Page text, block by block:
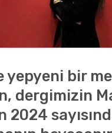
bir
dergimizin
2024